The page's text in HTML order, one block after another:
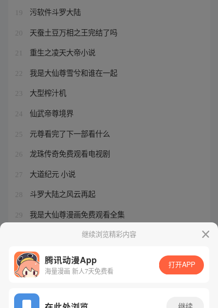
19 污软件斗罗大陆
20 天蚕土豆万相之王完结了吗
21 重生之凌天大帝小说
22 我是大仙尊雪兮和谁在一起
23 大型榨汁机
24 仙武帝尊境界
25 元尊看完了下一部看什么
26 龙珠传奇免费观看电视剧
27 大道纪元 小说
28 斗罗大陆之风云再起
29 我是大仙尊漫画免费观看全集
万界独尊动漫怎么不更新了
继续浏览精彩内容
腾讯动漫App
海量漫画 新人7天免费看
打开APP
网站备案/许可证号：粤B2-20090059-5